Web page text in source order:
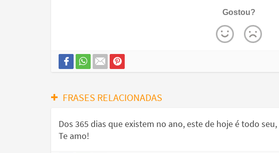
Gostou?
FRASES RELACIONADAS
Dos 365 dias que existem no ano, este de hoje é todo
Te amo!